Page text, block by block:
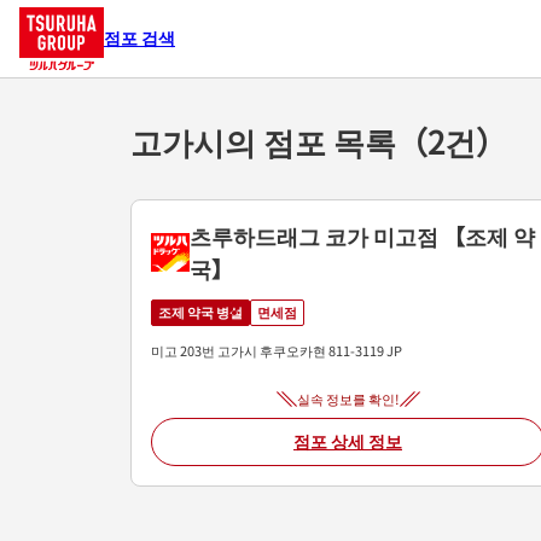
점포 검색
고가시의 점포 목록（2건）
츠루하드래그 코가 미고점 【조제 약
국】
조제 약국 병설
면세점
미고 203번 고가시 후쿠오카현811-3119JP
실속 정보를 확인!
점포 상세 정보